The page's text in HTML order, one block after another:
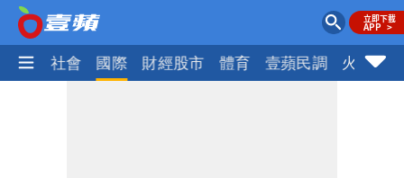
政治 社會 國際 財經股市 體育 壹蘋民調 火線話